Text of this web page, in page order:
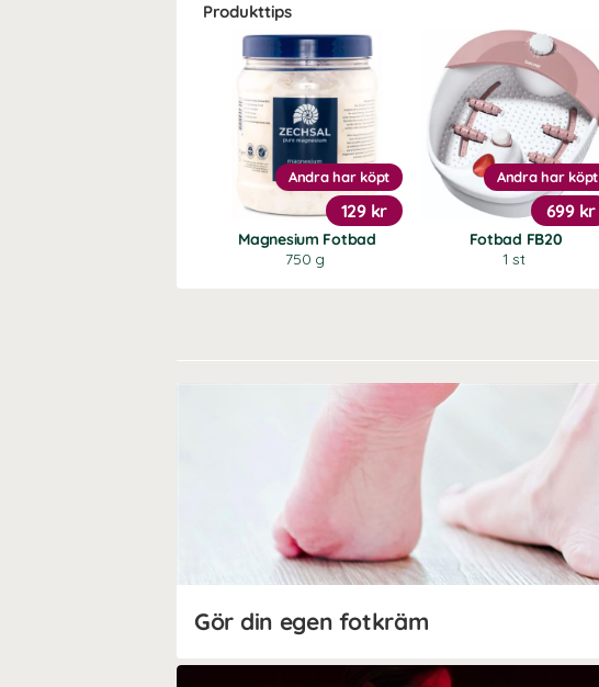
Produkttips
Magnesium Fotbad
750 g
Andra har köpt
129 kr
Fotbad FB20
1 st
Andra har köpt
699 kr
Gör din egen fotkräm